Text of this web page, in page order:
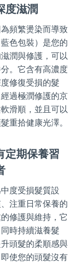
度滋潤
頻繁燙染而導致
色包裝）是您的
潤與修護，可以
。它含有高濃度
修復受損的髮
過極潤修護的京
滑順，並且可以
重拾健康光澤。
定期保養習
度受損髮質設
注重日常保養的
修護與維持，它
時持續滋養髮
頭髮的柔順感與
使您的頭髮沒有